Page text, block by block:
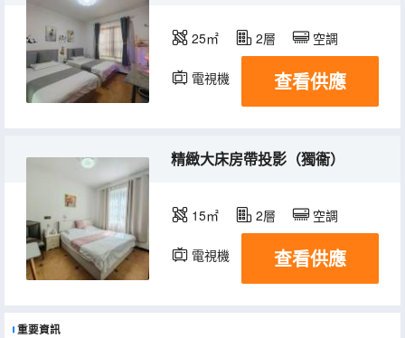
25㎡ 2層 空調
電視機 查看供應
精緻大床房帶投影（獨衞）
15㎡ 2層 空調
電視機 查看供應
重要資訊